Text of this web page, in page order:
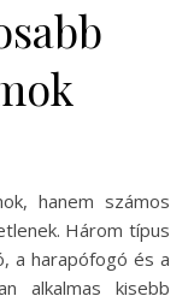
hanem számos
Három típus
a harapófogó és a
alkalmas kisebb